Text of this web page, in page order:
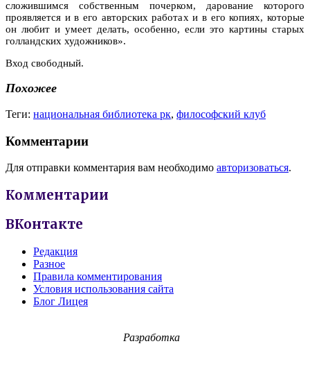
сложившимся собственным почерком, дарование которого
проявляется и в его авторских работах и в его копиях, которые
он любит и умеет делать, особенно, если это картины старых
голландских художников».
Вход свободный.
Похожее
Теги: национальная библиотека рк, философский клуб
Комментарии
Для отправки комментария вам необходимо авторизоваться.
Комментарии
ВКонтакте
Редакция
Разное
Правила комментирования
Условия использования сайта
Блог Лицея
Разработка